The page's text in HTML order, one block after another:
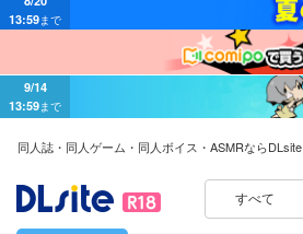
13:59まで
同人誌・同人ゲーム・同人ボイス・ASMRならDLsite
すべて